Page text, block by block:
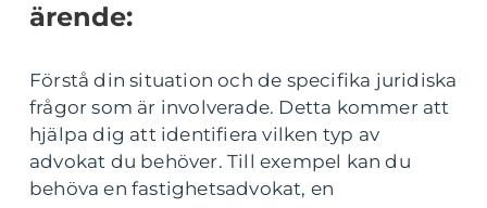
ärende:
Förstå din situation och de specifika juridiska
frågor som är involverade. Detta kommer att
hjälpa dig att identifiera vilken typ av
advokat du behöver. Till exempel kan du
behöva en fastighetsadvokat, en